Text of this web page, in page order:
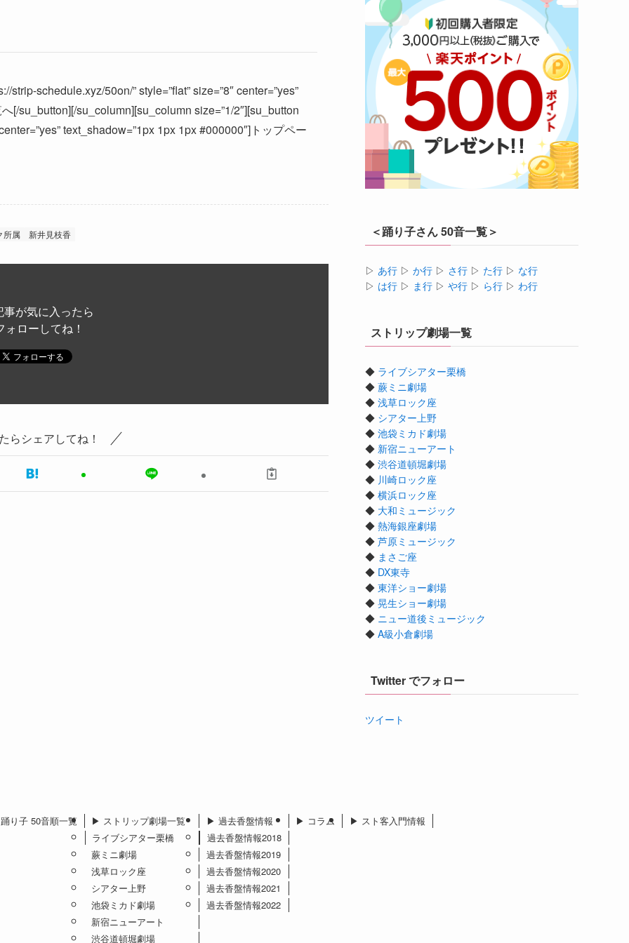
schedule.xyz/50on/” style=”flat” size=”8″ center=”yes”
su_button][/su_column][su_column size=”1/2″][su_button
text_shadow=”1px 1px 1px #000000″]トップペー
所属 新井見枝香
事が気に入ったら
ローしてね！
らシェアしてね！
＜踊り子さん 50音一覧＞
▷ あ行 ▷ か行 ▷ さ行 ▷ た行 ▷ な行
▷ は行 ▷ ま行 ▷ や行 ▷ ら行 ▷ わ行
ストリップ劇場一覧
◆ ライブシアター栗橋
◆ 蕨ミニ劇場
◆ 浅草ロック座
◆ シアター上野
◆ 池袋ミカド劇場
◆ 新宿ニューアート
◆ 渋谷道頓堀劇場
◆ 川崎ロック座
◆ 横浜ロック座
◆ 大和ミュージック
◆ 熱海銀座劇場
◆ 芦原ミュージック
◆ まさご座
◆ DX東寺
◆ 東洋ショー劇場
◆ 晃生ショー劇場
◆ ニュー道後ミュージック
◆ A級小倉劇場
Twitter でフォロー
ツイート
り子 50音順一覧
▶︎ ストリップ劇場一覧
ライブシアター栗橋
蕨ミニ劇場
浅草ロック座
シアター上野
池袋ミカド劇場
新宿ニューアート
渋谷道頓堀劇場
▶︎ 過去香盤情報
過去香盤情報2018
過去香盤情報2019
過去香盤情報2020
過去香盤情報2021
過去香盤情報2022
▶︎ コラム ▶︎ スト客入門情報